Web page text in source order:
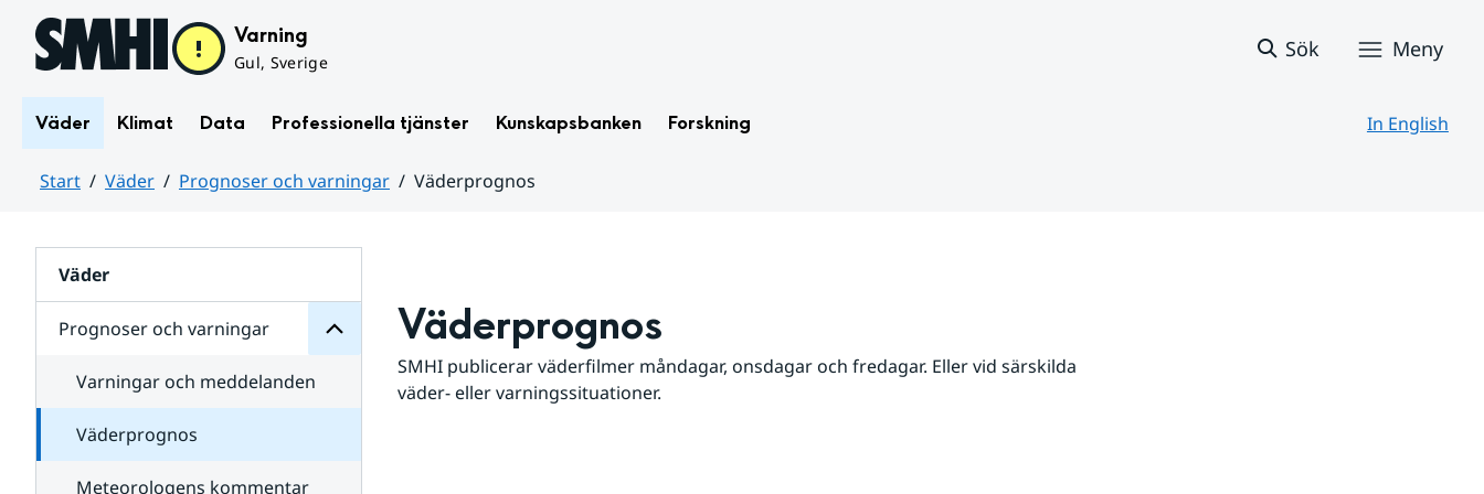
Hoppa till sidans innehåll Varning
Gul, Sverige
Sök Meny
Väder Klimat Data Professionella tjänster Kunskapsbanken Forskning In English
Start Väder Prognoser och varningar
Väderprognos
Väder
Prognoser och varningar
för
varningar
Varningar och meddelanden
Väderprognos
Meteorologens kommentar
Väderprognos
SMHI publicerar väderfilmer måndagar, onsdagar och fredagar. Eller vid särskilda
väder- eller varningssituationer.